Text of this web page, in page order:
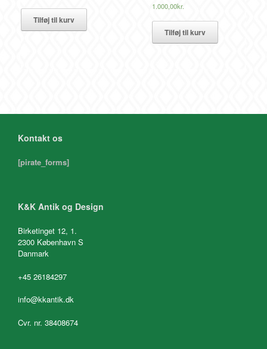
Tilføj til kurv
1.000,00kr.
Tilføj til kurv
Kontakt os
[pirate_forms]
K&K Antik og Design
Birketinget 12, 1.
2300 København S
Danmark
+45 26184297
info@kkantik.dk
Cvr. nr. 38408674